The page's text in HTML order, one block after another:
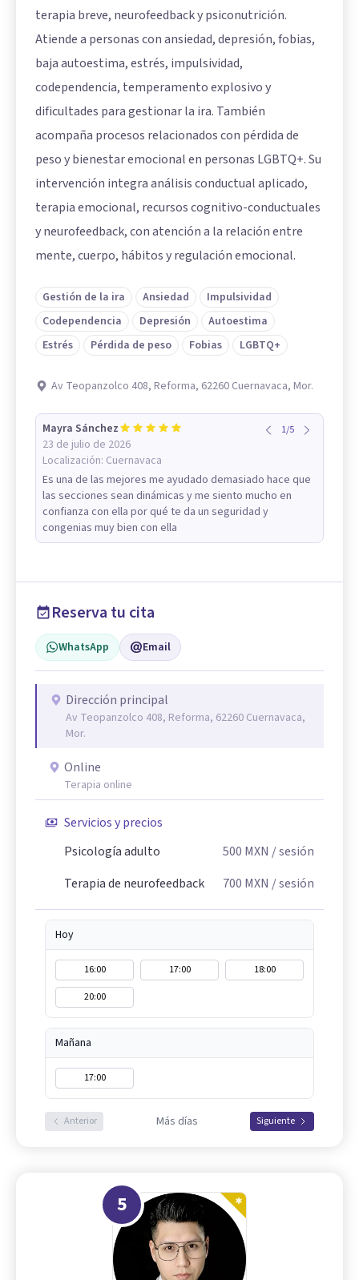
terapia breve, neurofeedback y psiconutrición.
Atiende a personas con ansiedad, depresión, fobias,
baja autoestima, estrés, impulsividad,
codependencia, temperamento explosivo y
dificultades para gestionar la ira. También
acompaña procesos relacionados con pérdida de
peso y bienestar emocional en personas LGBTQ+. Su
intervención integra análisis conductual aplicado,
terapia emocional, recursos cognitivo-conductuales
y neurofeedback, con atención a la relación entre
mente, cuerpo, hábitos y regulación emocional.
Gestión de la ira Ansiedad
Impulsividad
Codependencia
Depresión
Autoestima
Estrés
Pérdida de peso Fobias LGBTQ+
Av Teopanzolco 408, Reforma, 62260 Cuernavaca, Mor.
Mayra Sánchez
23 de julio de 2026
Localización: Cuernavaca
1/5
Es una de las mejores me ayudado demasiado hace que
las secciones sean dinámicas y me siento mucho en
confianza con ella por qué te da un seguridad y
congenias muy bien con ella
Reserva tu cita
WhatsApp Email
Dirección principal
Av Teopanzolco 408, Reforma, 62260 Cuernavaca,
Mor.
Online
Terapia online
Servicios y precios
Psicología adulto
500 MXN / sesión
Terapia de neurofeedback
700 MXN / sesión
Hoy
16:00 17:00
18:00
20:00
Mañana
17:00
Anterior Más días Siguiente
5